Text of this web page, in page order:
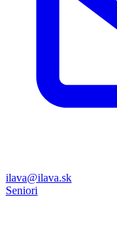
ilava@ilava.sk
Seniori